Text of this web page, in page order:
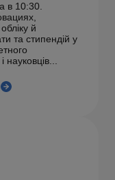
в 10:30.
й
та стипендій у
науковців...